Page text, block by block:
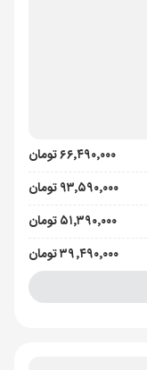
۶۶٬۴۹۰٬۰۰۰ تومان
۹۳٬۵۹۰٬۰۰۰ تومان
۵۱٬۳۹۰٬۰۰۰ تومان
۳۹٬۴۹۰٬۰۰۰ تومان